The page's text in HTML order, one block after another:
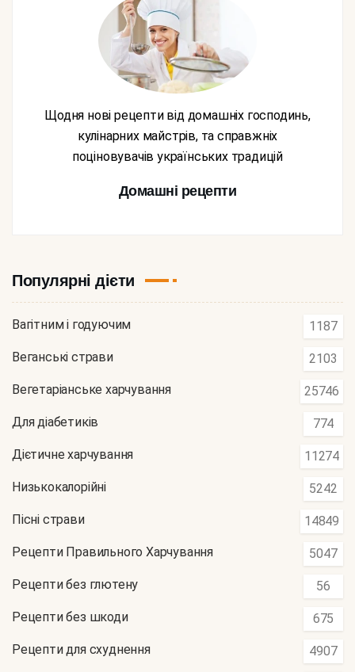
Щодня нові рецепти від домашніх господинь,
кулінарних майстрів, та справжніх
поціновувачів українських традицій
Домашні рецепти
Популярні дієти
Вагітним і годуючим 1187
Веганські страви 2103
Вегетаріанське харчування 25746
Для діабетиків 774
Дієтичне харчування 11274
Низькокалорійні 5242
Пісні страви 14849
Рецепти Правильного Харчування 5047
Рецепти без глютену 56
Рецепти без шкоди 675
Рецепти для схуднення 4907